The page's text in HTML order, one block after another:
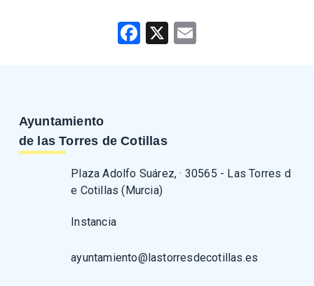
Facebook
X
Ayuntamiento
de las Torres de Cotillas
Plaza Adolfo Suárez, · 30565 - Las Torres d
e Cotillas (Murcia)
Instancia
ayuntamiento@lastorresdecotillas.es